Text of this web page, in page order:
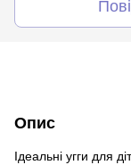
Опис
Ідеальні угги для